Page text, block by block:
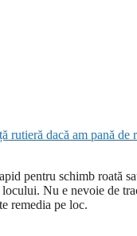
rutieră dacă am pană de
pentru schimb roată
Nu e nevoie de
remedia pe loc.